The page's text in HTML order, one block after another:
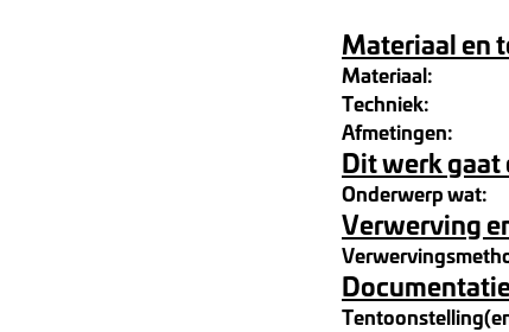
Materiaal en
Materiaal:
Techniek:
Afmetingen:
Dit werk gaat
Onderwerp wat:
Verwerving